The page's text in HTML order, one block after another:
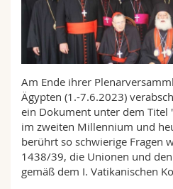
Math.-Nat. und Med. Fak.
Interfakultär
Mitarbeitende
Doktorierende
Webmail
Vorlesungsverzeichnis
MyUnifr
Am Ende ihrer
Ägypten (1.-7.6.2023)
ein Dokument unter dem Titel
im zweiten Millennium und
berührt so schwierige Fragen
1438/39, die Unionen und
gemäß dem I. Vatikanischen